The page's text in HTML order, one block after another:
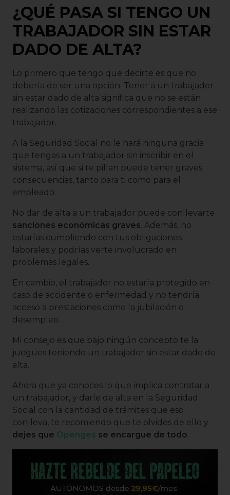
¿QUÉ PASA SI TENGO UN
TRABAJADOR SIN ESTAR
DADO DE ALTA?
Lo primero que tengo que decirte es que no
debería de ser una opción. Tener a un trabajador
sin estar dado de alta significa que no se están
realizando las cotizaciones correspondientes a ese
trabajador.
A la Seguridad Social no le hará ninguna gracia
que tengas a un trabajador sin inscribir en el
sistema, así que si te pillan puede tener graves
consecuencias, tanto para ti como para el
empleado.
No dar de alta a un trabajador puede conllevarte
sanciones económicas graves. Además, no
estarías cumpliendo con tus obligaciones
laborales y podrías verte involucrado en
problemas legales.
En cambio, el trabajador no estaría protegido en
caso de accidente o enfermedad y no tendría
acceso a prestaciones como la jubilación o
desempleo.
Mi consejo es que bajo ningún concepto te la
juegues teniendo un trabajador sin estar dado de
alta.
Ahora que ya conoces lo que implica contratar a
un trabajador, y darle de alta en la Seguridad
Social con la cantidad de trámites que eso
conlleva, te recomiendo que te olvides de ello y
dejes que Openges se encargue de todo.